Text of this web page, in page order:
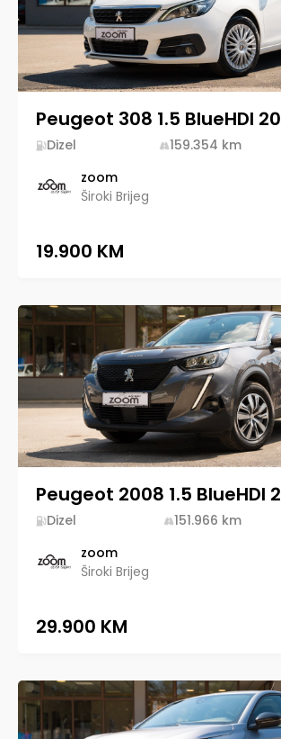
Peugeot 308 1.5 BlueHDI
Dizel 159.354 km
zoom
Široki Brijeg
19.900 KM
Dizel 151.966 km
zoom
Široki Brijeg
29.900 KM